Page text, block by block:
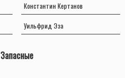
Константин Кертанов
Уильфрид Эза
Запасные